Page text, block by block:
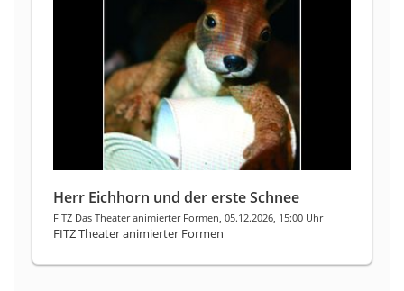
Herr Eichhorn und der erste Schnee
FITZ Das Theater animierter Formen, 05.12.2026, 15:00 Uhr
FITZ Theater animierter Formen